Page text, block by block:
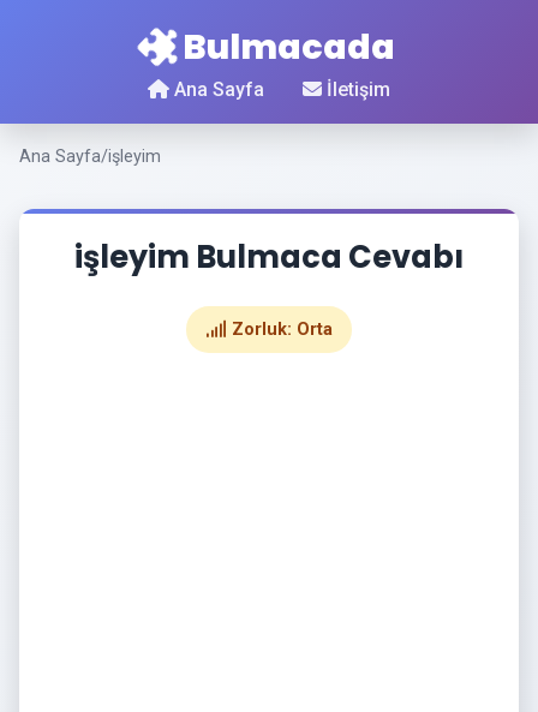
Bulmacada
Ana Sayfa İletişim
Ana Sayfa/işleyim
işleyim Bulmaca Cevabı
Zorluk: Orta